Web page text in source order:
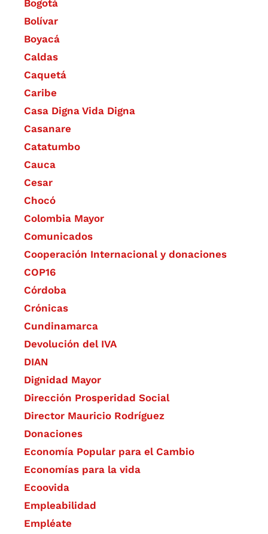
Bogotá
Bolívar
Boyacá
Caldas
Caquetá
Caribe
Casa Digna Vida Digna
Casanare
Catatumbo
Cauca
Cesar
Chocó
Colombia Mayor
Comunicados
Cooperación Internacional y donaciones
COP16
Córdoba
Crónicas
Cundinamarca
Devolución del IVA
DIAN
Dignidad Mayor
Dirección Prosperidad Social
Director Mauricio Rodríguez
Donaciones
Economía Popular para el Cambio
Economías para la vida
Ecoovida
Empleabilidad
Empléate